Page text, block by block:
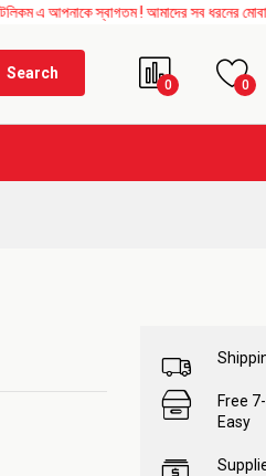
স্বাগতম ! আমাদের সব ধরনের মোবাইল
Search
0 0
Free
Easy